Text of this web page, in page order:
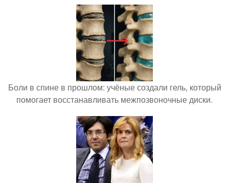
Боли в спине в прошлом: учёные создали гель, который
помогает восстанавливать межпозвоночные диски.